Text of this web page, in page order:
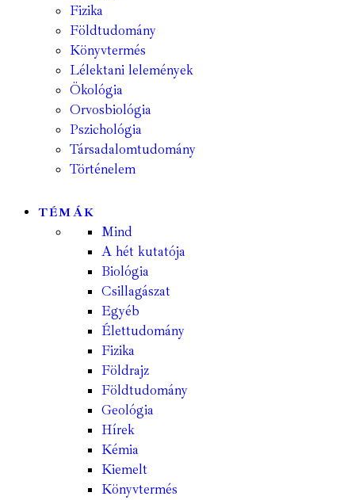
Fizika
Földtudomány
Könyvtermés
Lélektani lelemények
Ökológia
Orvosbiológia
Pszichológia
Társadalomtudomány
Történelem
TÉMÁK
Mind
A hét kutatója
Biológia
Csillagászat
Egyéb
Élettudomány
Fizika
Földrajz
Földtudomány
Geológia
Hírek
Kémia
Kiemelt
Könyvtermés